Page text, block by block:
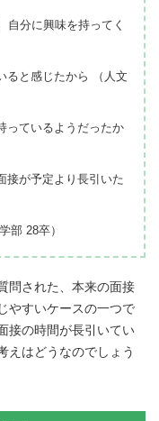
自分に興味を持ってく
ると感じたから （人文
っているようだったか
接が予定より長引いた
部 28卒）
問された、本来の面接
やすいケースの一つで
接の時間が長引いてい
えはどうなのでしょう